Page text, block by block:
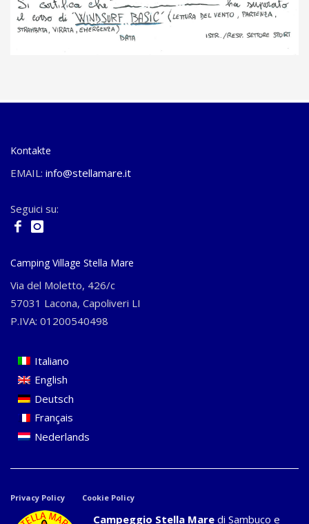
Kontakte
EMAIL: info@stellamare.it
Seguici su:
Camping Village Stella Mare
Via del Moletto, 426/c
57031 Lacona, Capoliveri LI
P.IVA: 01200540498
Italiano
English
Deutsch
Français
Nederlands
Privacy Policy Cookie Policy
Campeggio Stella Mare di Sambuco e